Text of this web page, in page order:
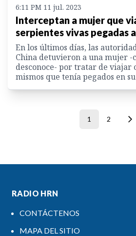
6:11 PM 11 jul. 2023
Interceptan a mujer que
serpientes vivas pegadas
En los últimos días, las
China detuvieron a una mujer -
desconoce- por tratar de viajar
mismos que tenía pegados en
1 2
RADIO HRN
CONTÁCTENOS
MAPA DEL SITIO